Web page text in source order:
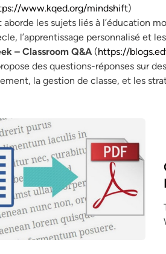
www.kqed.org/mindshift)
les sujets liés à l’éducation
l’apprentissage personnalisé et
– Classroom Q&A (https://
des questions-réponses sur
la gestion de classe, et les
t
i